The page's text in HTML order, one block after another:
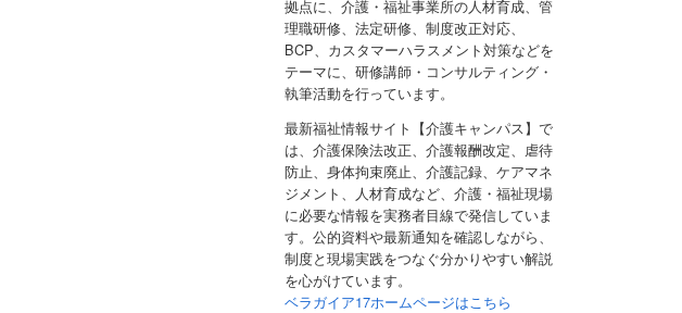
拠点に、介護・福祉事業所の人材育成、管
理職研修、法定研修、制度改正対応、
BCP、カスタマーハラスメント対策などを
テーマに、研修講師・コンサルティング・
執筆活動を行っています。
最新福祉情報サイト【介護キャンパス】で
は、介護保険法改正、介護報酬改定、虐待
防止、身体拘束廃止、介護記録、ケアマネ
ジメント、人材育成など、介護・福祉現場
に必要な情報を実務者目線で発信していま
す。公的資料や最新通知を確認しながら、
制度と現場実践をつなぐ分かりやすい解説
を心がけています。
ベラガイア17ホームページはこちら